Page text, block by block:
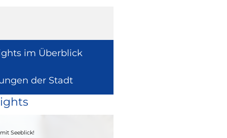
im Überblick
der Stadt
Seeblick!